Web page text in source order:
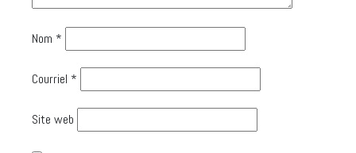
Nom *
Courriel *
Site web